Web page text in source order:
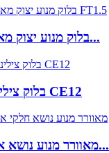
בלוק מנוע יצוק מאלומיניום...
בלוק צילינדר מנוע CE12
מאוורר מנוע נושא אלומיניום...